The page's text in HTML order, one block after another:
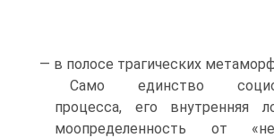
— в полосе трагических
Само единство
процесса, его внутренняя
моопределенность от